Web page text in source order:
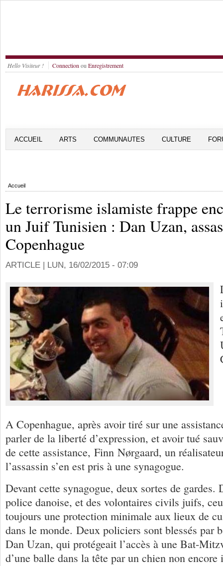
Hello Visiteur ! Connection ou Enregistrement
ACCUEIL ARTS COMMUNAUTES CULTURE
Accueil
Le terrorisme islamiste frappe
un Juif Tunisien : Dan Uzan,
Copenhague
ARTICLE | LUN, 16/02/2015 - 07:09
A Copenhague, après avoir tiré sur une
parler de la liberté d’expression, et avoir tué
de cette assistance, Finn Nørgaard, un
l’assassin s’en est pris à une synagogue.
Devant cette synagogue, deux sortes de gardes.
police danoise, et des volontaires civils juifs,
toujours une protection minimale aux lieux de
dans le monde. Deux policiers sont blessés par
Dan Uzan, qui protégeait l’accès à une Bat-
d’une balle dans la tête par un chien non